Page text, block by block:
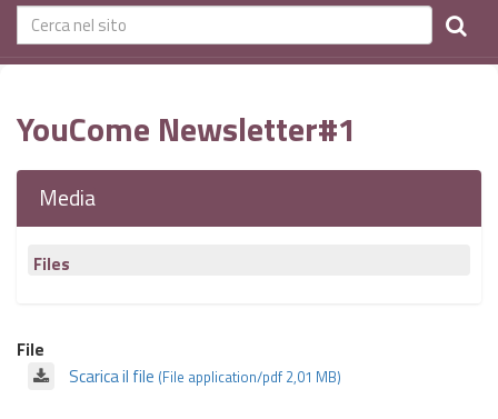
YouCome Newsletter#1
Media
Files
File
Scarica il file (File application/pdf 2,01 MB)